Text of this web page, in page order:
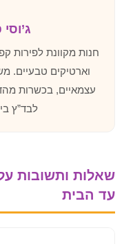
חנות מקוונת לפירות
וארטיקים טבעיים.
עצמאיים, בכשרות
לבד”ץ
שאלות ותשובות
עד הבית